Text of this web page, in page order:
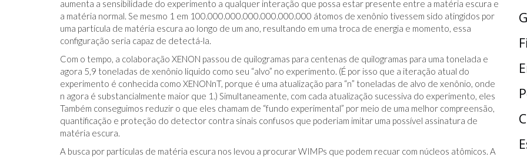
aumenta a sensibilidade do experimento a qualquer interação que possa estar presente entre a matéria escura e
a matéria normal. Se mesmo 1 em 100.000.000.000.000.000.000 átomos de xenônio tivessem sido atingidos por
uma partícula de matéria escura ao longo de um ano, resultando em uma troca de energia e momento, essa
configuração seria capaz de detectá-la.
Com o tempo, a colaboração XENON passou de quilogramas para centenas de quilogramas para uma tonelada e
agora 5,9 toneladas de xenônio líquido como seu “alvo” no experimento. (É por isso que a iteração atual do
experimento é conhecida como XENONnT, porque é uma atualização para “n” toneladas de alvo de xenônio, onde
n agora é substancialmente maior que 1.) Simultaneamente, com cada atualização sucessiva do experimento, eles
Também conseguimos reduzir o que eles chamam de “fundo experimental” por meio de uma melhor compreensão,
quantificação e proteção do detector contra sinais confusos que poderiam imitar uma possível assinatura de
matéria escura.
A busca por partículas de matéria escura nos levou a procurar WIMPs que podem recuar com núcleos atômicos. A